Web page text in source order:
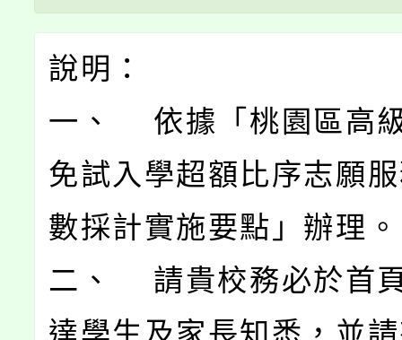
說明：
一、 依據「桃園區高
免試入學超額比序志願
數採計實施要點」辦理。
二、 請貴校務必於首
達學生及家長知悉，並